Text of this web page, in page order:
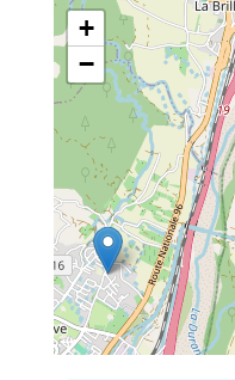
+
−